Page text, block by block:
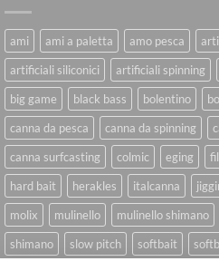
ami ami a paletta amo pesca
artificiali siliconici
artificiali spinning
big game
black bass bolentino
canna da pesca
canna da spinning
canna surfcasting
colmic eging
hard bait
herakles italcanna
molix
mulinello mulinello shimano
shimano
slow pitch softbait